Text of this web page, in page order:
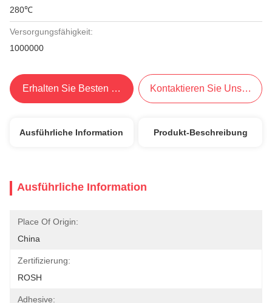
280℃
Versorgungsfähigkeit:
1000000
Erhalten Sie Besten Preis Kontaktieren Sie Uns Jetzt
Ausführliche Information Produkt-Beschreibung
Ausführliche Information
Place Of Origin:
China
Zertifizierung:
ROSH
Adhesive: